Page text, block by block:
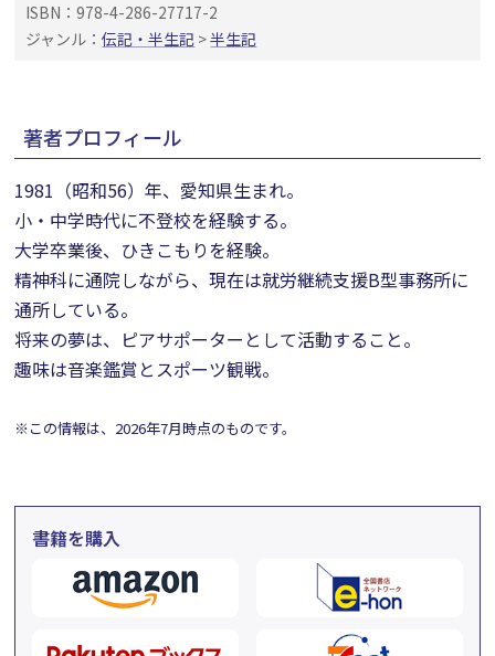
ISBN：978-4-286-27717-2
ジャンル：伝記・半生記 >半生記
著者プロフィール
1981（昭和56）年、愛知県生まれ。
小・中学時代に不登校を経験する。
大学卒業後、ひきこもりを経験。
精神科に通院しながら、現在は就労継続支援B型事務所に
通所している。
将来の夢は、ピアサポーターとして活動すること。
趣味は音楽鑑賞とスポーツ観戦。
※この情報は、2026年7月時点のものです。
書籍を購入